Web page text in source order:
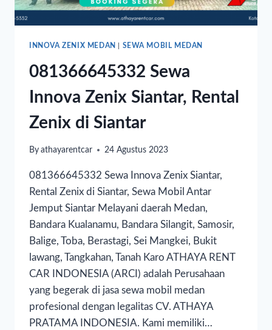
INNOVA ZENIX MEDAN SEWA MOBIL MEDAN
081366645332 Sewa
Innova Zenix Siantar, Rental
Zenix di Siantar
By athayarentcar 24 Agustus 2023
081366645332 Sewa Innova Zenix Siantar,
Rental Zenix di Siantar, Sewa Mobil Antar
Jemput Siantar Melayani daerah Medan,
Bandara Kualanamu, Bandara Silangit, Samosir,
Balige, Toba, Berastagi, Sei Mangkei, Bukit
lawang, Tangkahan, Tanah Karo ATHAYA RENT
CAR INDONESIA (ARCI) adalah Perusahaan
yang begerak di jasa sewa mobil medan
profesional dengan legalitas CV. ATHAYA
PRATAMA INDONESIA. Kami memiliki…